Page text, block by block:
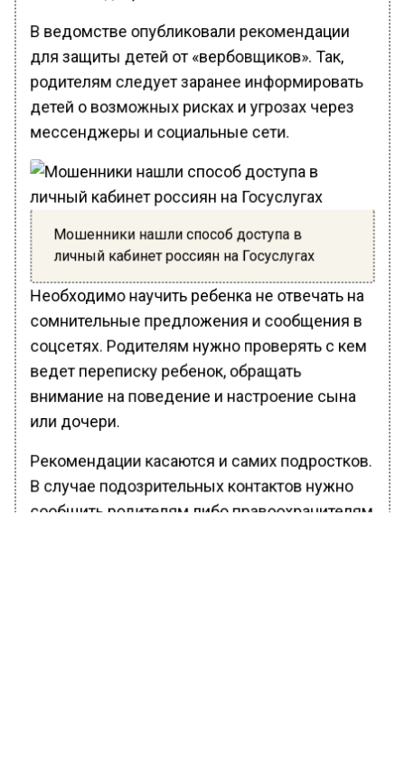
В ведомстве опубликовали рекомендации
для защиты детей от «вербовщиков». Так,
родителям следует заранее информировать
детей о возможных рисках и угрозах через
мессенджеры и социальные сети.
Мошенники нашли способ доступа в
личный кабинет россиян на Госуслугах
Необходимо научить ребенка не отвечать на
сомнительные предложения и сообщения в
соцсетях. Родителям нужно проверять с кем
ведет переписку ребенок, обращать
внимание на поведение и настроение сына
или дочери.
Рекомендации касаются и самих подростков.
В случае подозрительных контактов нужно
сообщить родителям либо правоохранителям